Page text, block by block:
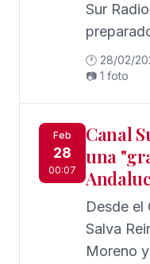
Sur
especial
jornada a
CanalSur
Medallas de
equipo
🕐 28/02/
📷 1 foto
Feb
28
00:07
Canal
una
Desde el
Salva
Moreno